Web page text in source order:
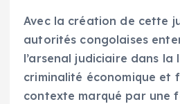
Avec la création de cette
autorités congolaises
l’arsenal judiciaire dans
criminalité économique et
contexte marqué par une